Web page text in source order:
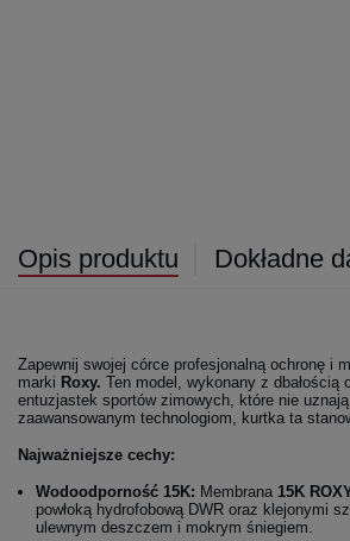
Opis produktu Dokładne
Zapewnij swojej córce profesjonalną ochronę i
marki Roxy. Ten model, wykonany z dbałością
entuzjastek sportów zimowych, które nie
zaawansowanym technologiom, kurtka ta
Najważniejsze cechy:
Wodoodporność 15K: Membrana 15K
powłoką hydrofobową DWR oraz klejonymi
ulewnym deszczem i mokrym śniegiem.